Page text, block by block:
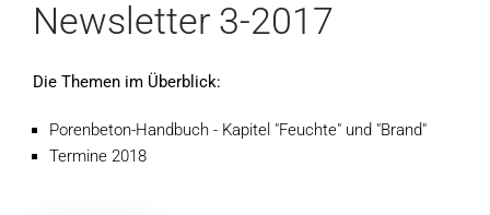
Newsletter 3-2017
Die Themen im Überblick:
Porenbeton-Handbuch - Kapitel "Feuchte" und "Brand"
Termine 2018